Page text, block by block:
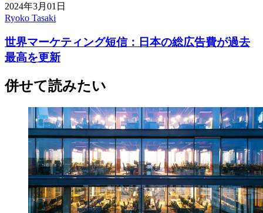
2024年3月01日
Ryoko Tasaki
世界マーケティング短信：日本の総広告費が過去
最高を更新
併せて読みたい